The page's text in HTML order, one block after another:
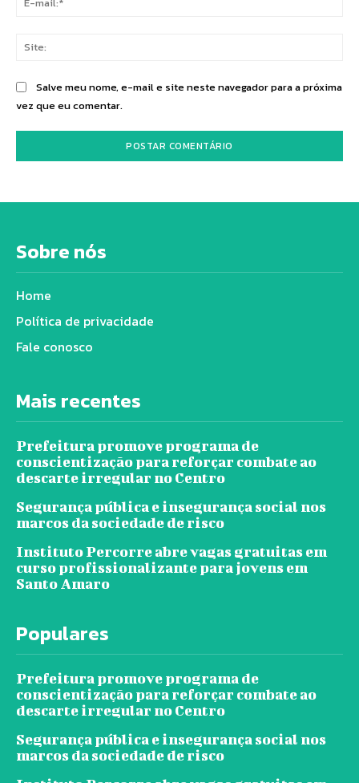
Salve meu nome, e-mail e site neste navegador para a próxima
vez que eu comentar.
Sobre nós
Home
Política de privacidade
Fale conosco
Mais recentes
Prefeitura promove programa de
conscientização para reforçar combate ao
descarte irregular no Centro
Segurança pública e insegurança social nos
marcos da sociedade de risco
Instituto Percorre abre vagas gratuitas em
curso profissionalizante para jovens em
Santo Amaro
Populares
Prefeitura promove programa de
conscientização para reforçar combate ao
descarte irregular no Centro
Segurança pública e insegurança social nos
marcos da sociedade de risco